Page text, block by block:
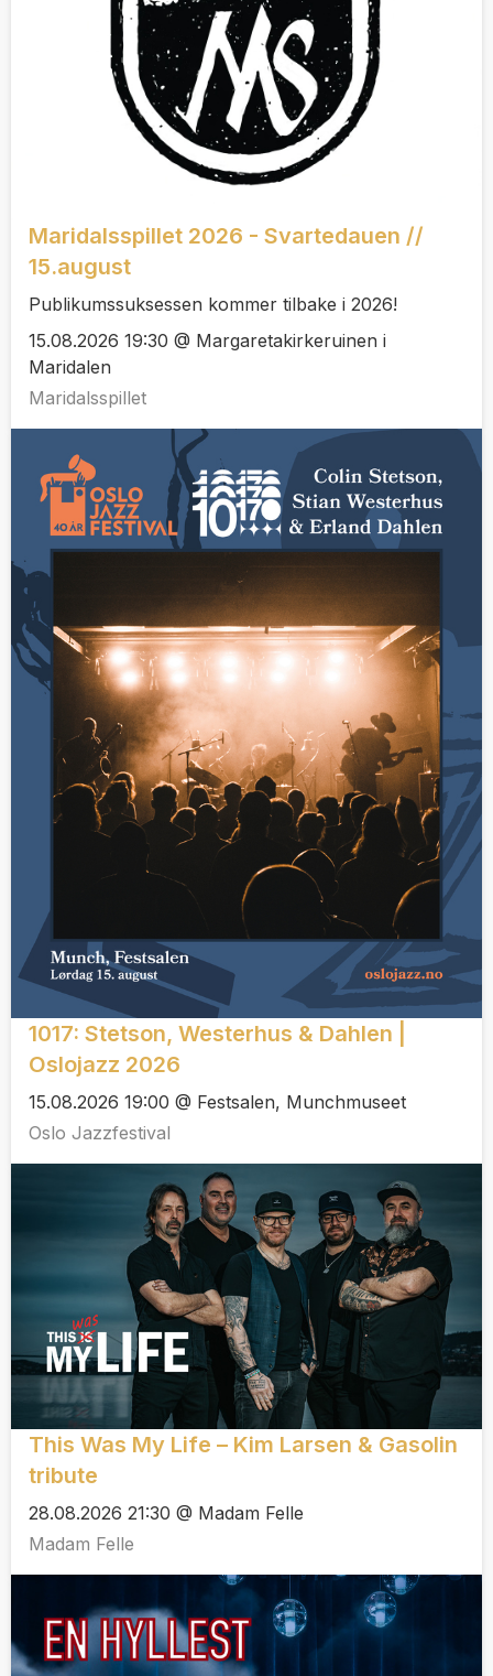
Maridalsspillet 2026 - Svartedauen //
15.august
Publikumssuksessen kommer tilbake i 2026!
15.08.2026 19:30 @ Margaretakirkeruinen i
Maridalen
Maridalsspillet
1017: Stetson, Westerhus & Dahlen |
Oslojazz 2026
15.08.2026 19:00 @ Festsalen, Munchmuseet
Oslo Jazzfestival
This Was My Life – Kim Larsen & Gasolin
tribute
28.08.2026 21:30 @ Madam Felle
Madam Felle